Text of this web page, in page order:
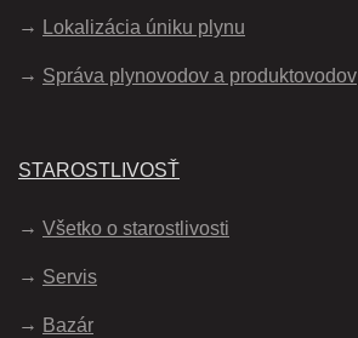
Lokalizácia úniku plynu
Správa plynovodov a produktovodov
STAROSTLIVOSŤ
Všetko o starostlivosti
Servis
Bazár